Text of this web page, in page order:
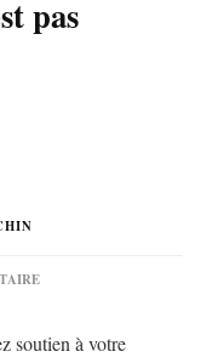
pas
SUR
CHAT
soutien à votre